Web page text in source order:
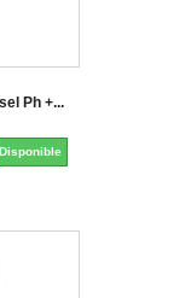
Ph +...
Disponible